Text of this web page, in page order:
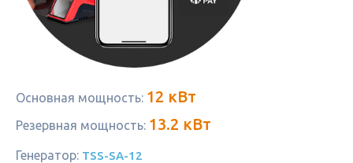
Основная мощность: 12 кВт
Резервная мощность: 13.2 кВт
Генератор: TSS-SA-12